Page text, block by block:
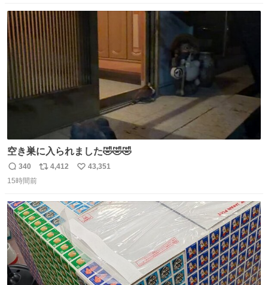
ト
数
数
空き巣に入られました🤣🤣🤣
返
信
340
リ
ト
数
4,412
い
数
43,351
15時間前